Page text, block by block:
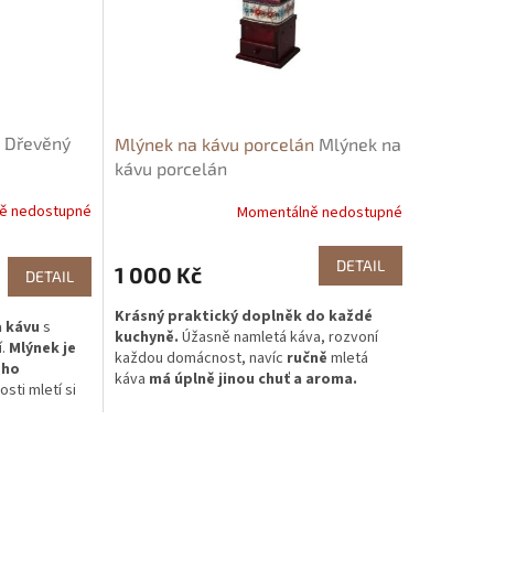
Dřevěný
nedostupné
DETAIL
kávu s
Mlýnek je
mletí si
Mlýnek na kávu porcelán Mlýnek na
kávu porcelán
Momentálně nedostupné
1 000 Kč DETAIL
Krásný praktický doplněk do každé
kuchyně. Úžasně namletá káva, rozvoní
každou domácnost, navíc ručně mletá
káva má úplně jinou chuť a aroma.